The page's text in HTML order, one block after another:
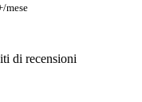
mese
di recensioni